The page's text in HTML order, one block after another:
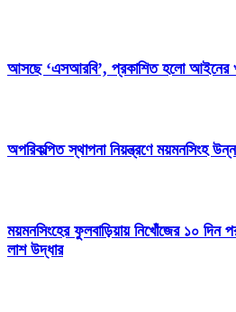
আসছে ‘এসআরবি’, প্রকাশিত হলো আইনের
অপরিকল্পিত স্থাপনা নিয়ন্ত্রণে ময়মনসিংহ
ময়মনসিংহের ফুলবাড়িয়ায় নিখোঁজের ১০ দিন
লাশ উদ্ধার